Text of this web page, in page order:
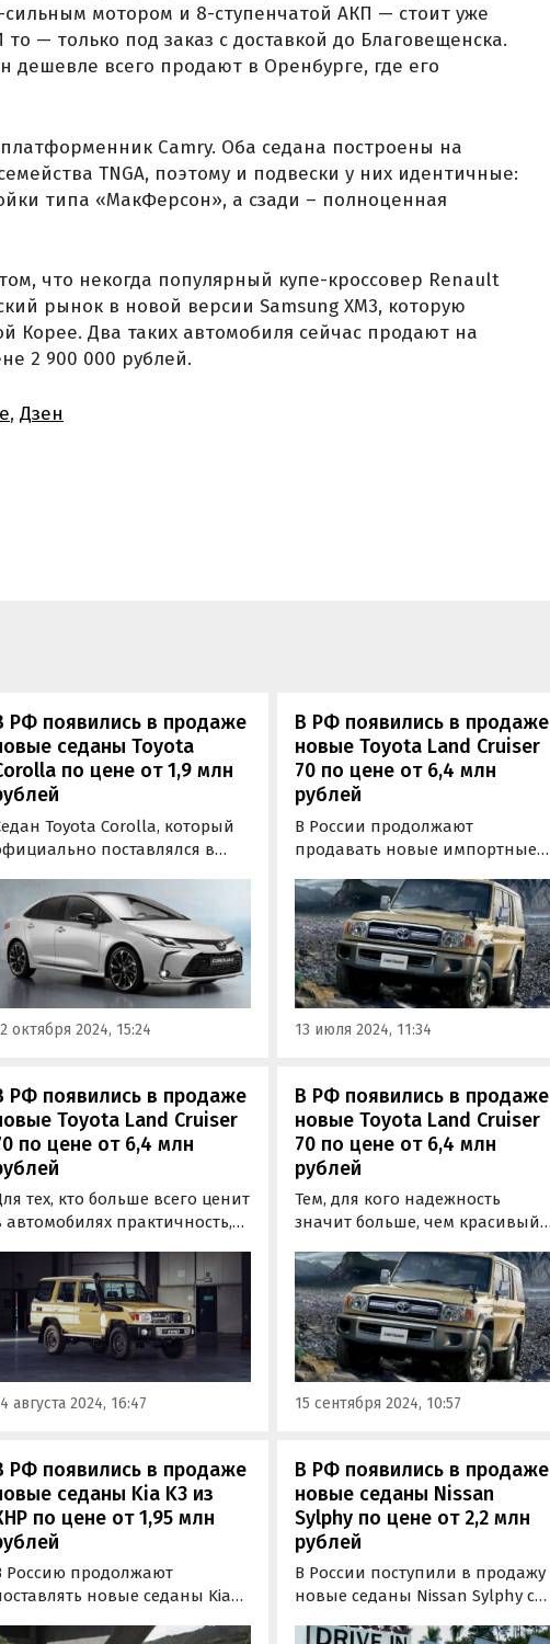
мотором и 8-ступенчатой АКП — стоит уже
— только под заказ с доставкой до Благовещенска.
дешевле всего продают в Оренбурге, где его
Camry. Оба седана построены на
TNGA, поэтому и подвески у них идентичные:
типа «МакФерсон», а сзади – полноценная
что некогда популярный купе-кроссовер Renault
рынок в новой версии Samsung XM3, которую
Корее. Два таких автомобиля сейчас продают на
2 900 000 рублей.
, Дзен
РФ появились в продаже
седаны Toyota
по цене от 1,9 млн
Toyota Corolla, который
поставлялся в
теперь поступает на наш
рынок только по
параллельному импорту и
другим альтернативным
схемам.
октября 2024, 15:24
В РФ появились в продаже
новые Toyota Land Cruiser
70 по цене от 6,4 млн
рублей
В России продолжают
продавать новые импортные
Cruiser 70, привезенные из-за
границы по альтернативным
схемам. Цены на них на одном
из классифайдов за последнее
время подросли и сейчас
стартуют от 6 388 000 рублей,
пишут…
13 июля 2024, 11:34
РФ появились в продаже
Toyota Land Cruiser
по цене от 6,4 млн
тех, кто больше всего ценит
автомобилях практичность,
бездорожье, дилеры,
«частники» и
специализированные
наладили поставки
в Россию новых Toyota Land
70, которые
уже четыре
августа 2024, 16:47
В РФ появились в продаже
новые Toyota Land Cruiser
70 по цене от 6,4 млн
рублей
Тем, для кого надежность
значит больше, чем красивый
технологии, дилеры,
специализированные фирмы
и частные продавцы
предлагают рассмотреть к
покупке новые внедорожники
Toyota Land Cruiser 70, которые
выпускаются уже четыре…
15 сентября 2024, 10:57
РФ появились в продаже
седаны Kia K3 из
по цене от 1,95 млн
Россию продолжают
новые седаны Kia
В РФ появились в продаже
новые седаны Nissan
Sylphy по цене от 2,2 млн
рублей
В России поступили в продажу
новые седаны Nissan Sylphy с